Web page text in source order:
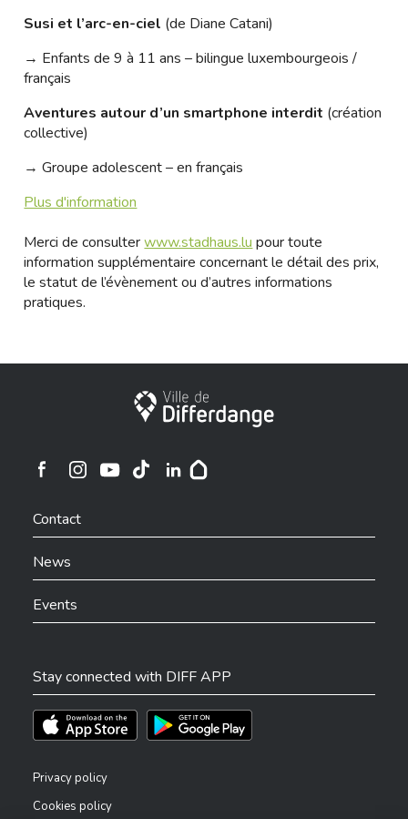
Susi et l’arc-en-ciel (de Diane Catani)
→ Enfants de 9 à 11 ans – bilingue luxembourgeois /
français
Aventures autour d’un smartphone interdit (création
collective)
→ Groupe adolescent – en français
Plus d'information
Merci de consulterwww.stadhaus.lu pour toute
information supplémentaire concernant le détail des prix,
le statut de l’évènement ou d’autres informations
pratiques.
City of Differdange
Ville de Differdange sur Instagram
Contact
News
Events
Stay connected with DIFF APP
Téléchargez l'app sur l'App StoreTéléchargez l'app sur Play Store
Privacy policy
Cookies policy